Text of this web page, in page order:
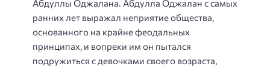
Абдуллы Оджалана. Абдулла Оджалан с самых
ранних лет выражал неприятие общества,
основанного на крайне феодальных
принципах, и вопреки им он пытался
подружиться с девочками своего возраста,